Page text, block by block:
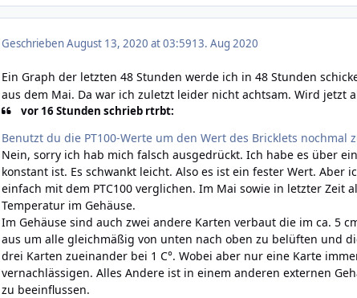
GeschriebenAugust 13, 2020 at 03:5913. Aug 2020
Ein Graph der letzten 48 Stunden werde ich in 48 Stunden
aus dem Mai. Da war ich zuletzt leider nicht achtsam. Wird jetzt
vor 16 Stunden schrieb rtrbt:
Benutzt du die PT100-Werte um den Wert des Bricklets nochmal
Nein, sorry ich hab mich falsch ausgedrückt. Ich habe es über
konstant ist. Es schwankt leicht. Also es ist ein fester Wert. Aber
einfach mit dem PTC100 verglichen. Im Mai sowie in letzter Zeit
Temperatur im Gehäuse.
Im Gehäuse sind auch zwei andere Karten verbaut die im ca. 5
aus um alle gleichmäßig von unten nach oben zu belüften und
drei Karten zueinander bei 1 C°. Wobei aber nur eine Karte
vernachlässigen. Alles Andere ist in einem anderen externen
zu beeinflussen.